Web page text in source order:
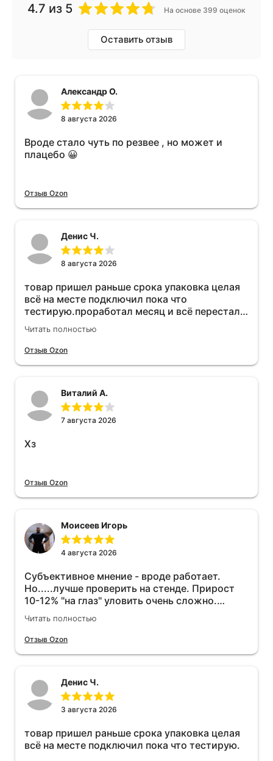
4.7 из 5 На основе 399 оценок
Оставить отзыв
Александр О.
8 августа 2026
Вроде стало чуть по резвее , но может и
плацебо 😀
Отзыв Ozon
Денис Ч.
8 августа 2026
товар пришел раньше срока упаковка целая
всё на месте подключил пока что
тестирую.проработал месяц и всё перестал
работать прибавился расход топлива , очень
жаль деньги на ветер
Читать полностью
Отзыв Ozon
Виталий А.
7 августа 2026
Хз
Отзыв Ozon
Моисеев Игорь
4 августа 2026
Субъективное мнение - вроде работает.
Но.....лучше проверить на стенде. Прирост
10-12% "на глаз" уловить очень сложно.
Покатаюсь, потом отключу и посмотрю, что
будет 😁.
Читать полностью
Отзыв Ozon
Денис Ч.
3 августа 2026
товар пришел раньше срока упаковка целая
всё на месте подключил пока что тестирую.